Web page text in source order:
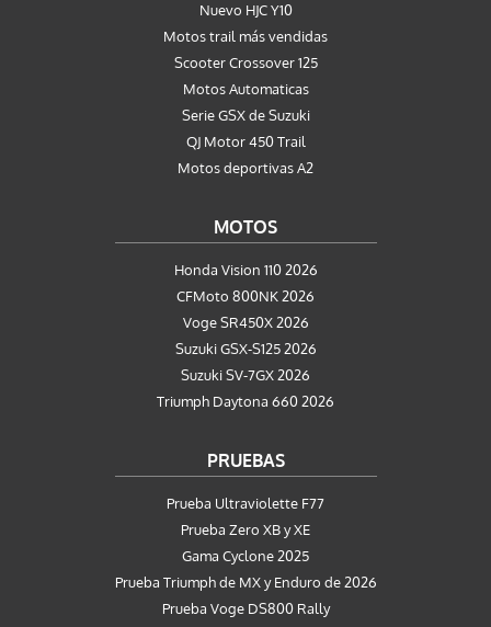
Nuevo HJC Y10
Motos trail más vendidas
Scooter Crossover 125
Motos Automaticas
Serie GSX de Suzuki
QJ Motor 450 Trail
Motos deportivas A2
MOTOS
Honda Vision 110 2026
CFMoto 800NK 2026
Voge SR450X 2026
Suzuki GSX-S125 2026
Suzuki SV-7GX 2026
Triumph Daytona 660 2026
PRUEBAS
Prueba Ultraviolette F77
Prueba Zero XB y XE
Gama Cyclone 2025
Prueba Triumph de MX y Enduro de 2026
Prueba Voge DS800 Rally